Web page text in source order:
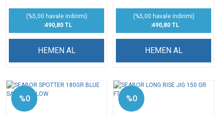
(%5,00 havale indirimi)
:490,80 TL
HEMEN AL
(%5,00 havale indirimi)
:490,80 TL
HEMEN AL
%0 %0